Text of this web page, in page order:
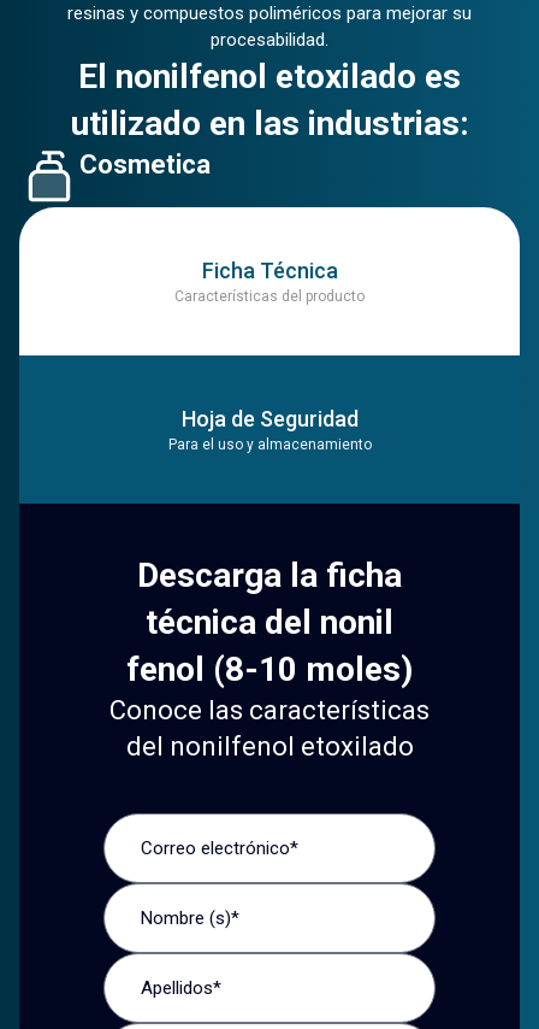
resinas y compuestos poliméricos para mejorar su
procesabilidad.
El nonilfenol etoxilado es
utilizado en las industrias:
Cosmetica
Ficha Técnica
Características del producto
Hoja de Seguridad
Para el uso y almacenamiento
Descarga la ficha
técnica del nonil
fenol (8-10 moles)
Conoce las características
del nonilfenol etoxilado